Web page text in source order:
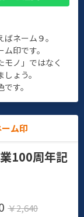
ネーム９。
印です。
モノ」ではなく
しょう。
す。
ム印
100周年記
￥2,640